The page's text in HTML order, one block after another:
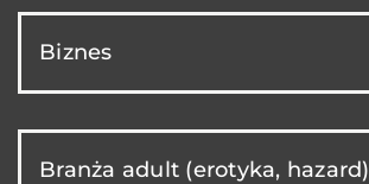
Biznes
Branża adult (erotyka, hazard)